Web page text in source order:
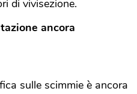
di vivisezione.
ancora
sulle scimmie è ancora